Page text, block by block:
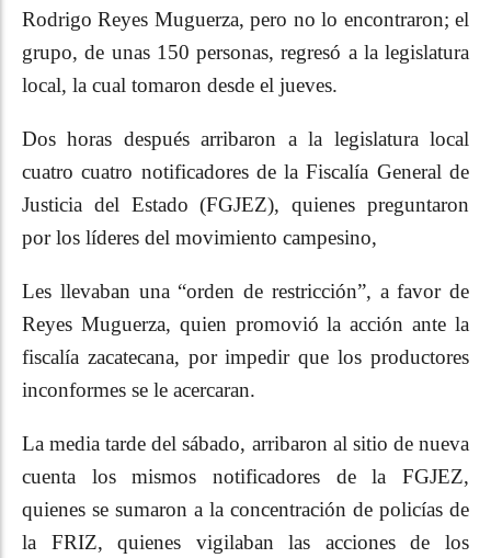
Rodrigo Reyes Muguerza, pero no lo encontraron; el
grupo, de unas 150 personas, regresó a la legislatura
local, la cual tomaron desde el jueves.
Dos horas después arribaron a la legislatura local
cuatro cuatro notificadores de la Fiscalía General de
Justicia del Estado (FGJEZ), quienes preguntaron
por los líderes del movimiento campesino,
Les llevaban una “orden de restricción”, a favor de
Reyes Muguerza, quien promovió la acción ante la
fiscalía zacatecana, por impedir que los productores
inconformes se le acercaran.
La media tarde del sábado, arribaron al sitio de nueva
cuenta los mismos notificadores de la FGJEZ,
quienes se sumaron a la concentración de policías de
la FRIZ, quienes vigilaban las acciones de los